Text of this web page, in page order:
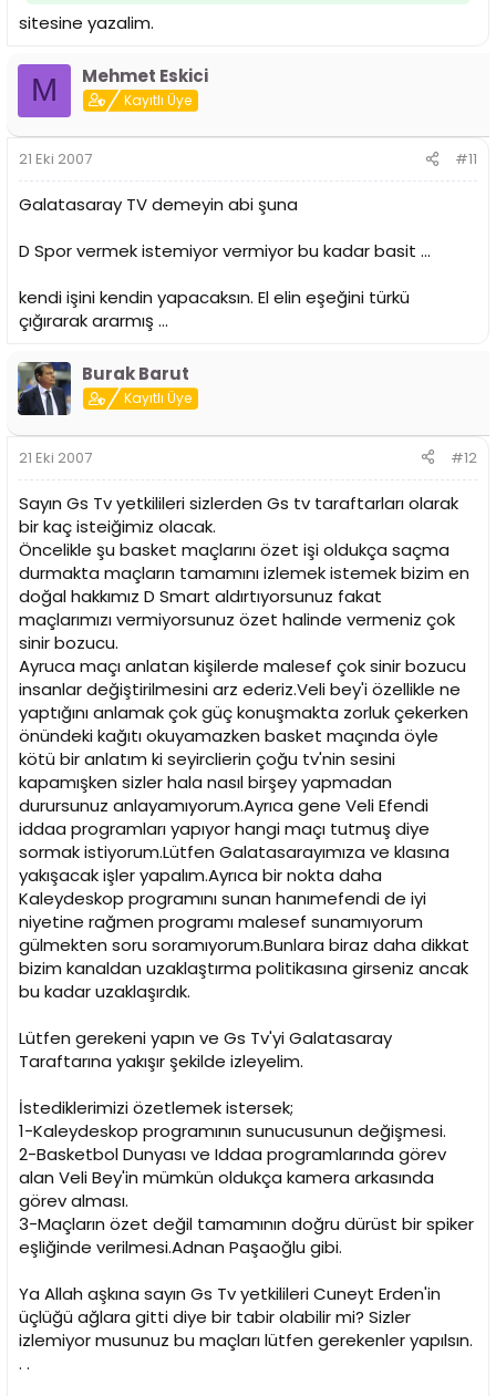
sitesine yazalim.
M Mehmet Eskici
Kayıtlı Üye
21 Eki 2007 #11
Galatasaray TV demeyin abi şuna
D Spor vermek istemiyor vermiyor bu kadar basit ...
kendi işini kendin yapacaksın. El elin eşeğini türkü
çığırarak ararmış ...
Burak Barut
Kayıtlı Üye
21 Eki 2007 #12
Sayın Gs Tv yetkilileri sizlerden Gs tv taraftarları olarak
bir kaç isteiğimiz olacak.
Öncelikle şu basket maçlarını özet işi oldukça saçma
durmakta maçların tamamını izlemek istemek bizim en
doğal hakkımız D Smart aldırtıyorsunuz fakat
maçlarımızı vermiyorsunuz özet halinde vermeniz çok
sinir bozucu.
Ayruca maçı anlatan kişilerde malesef çok sinir bozucu
insanlar değiştirilmesini arz ederiz.Veli bey'i özellikle ne
yaptığını anlamak çok güç konuşmakta zorluk çekerken
önündeki kağıtı okuyamazken basket maçında öyle
kötü bir anlatım ki seyirclierin çoğu tv'nin sesini
kapamışken sizler hala nasıl birşey yapmadan
durursunuz anlayamıyorum.Ayrıca gene Veli Efendi
iddaa programları yapıyor hangi maçı tutmuş diye
sormak istiyorum.Lütfen Galatasarayımıza ve klasına
yakışacak işler yapalım.Ayrıca bir nokta daha
Kaleydeskop programını sunan hanımefendi de iyi
niyetine rağmen programı malesef sunamıyorum
gülmekten soru soramıyorum.Bunlara biraz daha dikkat
bizim kanaldan uzaklaştırma politikasına girseniz ancak
bu kadar uzaklaşırdık.
Lütfen gerekeni yapın ve Gs Tv'yi Galatasaray
Taraftarına yakışır şekilde izleyelim.
İstediklerimizi özetlemek istersek;
1-Kaleydeskop programının sunucusunun değişmesi.
2-Basketbol Dunyası ve Iddaa programlarında görev
alan Veli Bey'in mümkün oldukça kamera arkasında
görev alması.
3-Maçların özet değil tamamının doğru dürüst bir spiker
eşliğinde verilmesi.Adnan Paşaoğlu gibi.
Ya Allah aşkına sayın Gs Tv yetkilileri Cuneyt Erden'in
üçlüğü ağlara gitti diye bir tabir olabilir mi? Sizler
izlemiyor musunuz bu maçları lütfen gerekenler yapılsın.
. .